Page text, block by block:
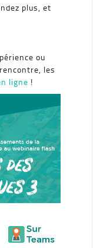
plus, et
ou
les
ligne !